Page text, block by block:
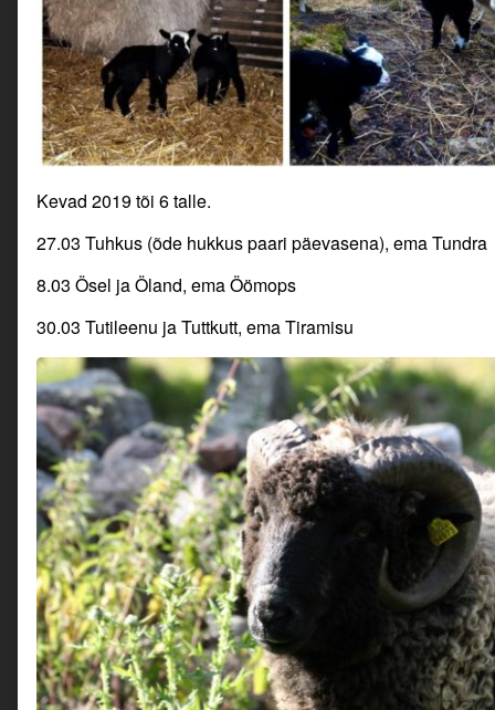
Kevad 2019 tõi 6 talle.
27.03 Tuhkus (õde hukkus paari päevasena), ema Tundra
8.03 Ösel ja Öland, ema Öömops
30.03 Tutileenu ja Tuttkutt, ema Tiramisu